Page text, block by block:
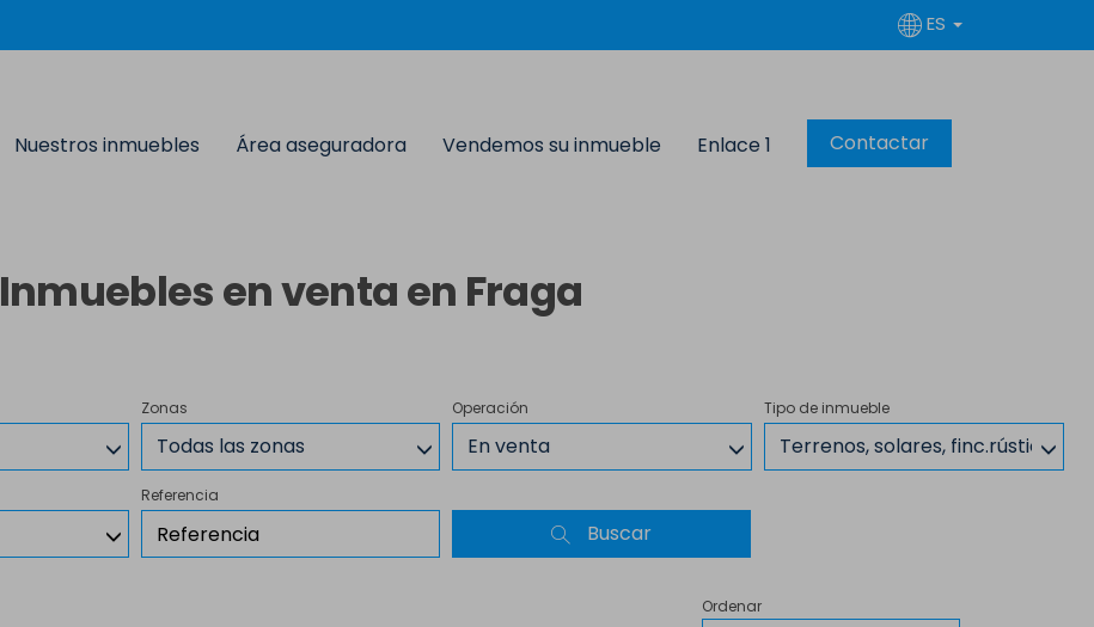
ES
Nuestros inmuebles Área aseguradora Vendemos su inmueble Enlace 1 Contactar
Inmuebles en venta en Fraga
Zonas
Todas las zonas
Operación
En venta
Tipo de inmueble
Terrenos, solares,
Referencia
Buscar
Ordenar